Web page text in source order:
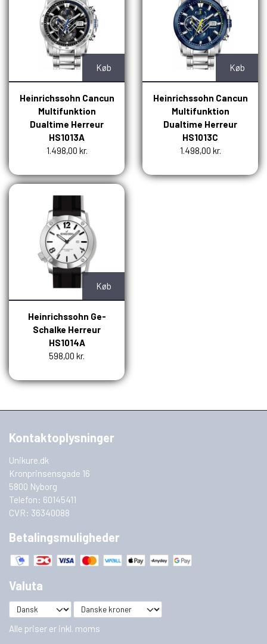
Køb
Heinrichssohn Cancun
Multifunktion
Dualtime Herreur
HS1013A
1.498,00 kr.
Køb
Heinrichssohn Cancun
Multifunktion
Dualtime Herreur
HS1013C
1.498,00 kr.
Køb
Heinrichssohn Ge-
Schalke Herreur
HS1014A
598,00 kr.
Kontaktoplysninger
Unikure.dk
Kronprinsensgade 16
5800 Nyborg
Telefon: 60145411
CVR: 36340088
Betalingsmuligheder
Valuta
Alle priser er inkl. moms